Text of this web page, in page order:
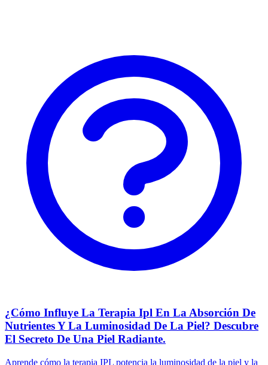
¿Cómo Influye La Terapia Ipl En La Absorción De
Nutrientes Y La Luminosidad De La Piel? Descubre
El Secreto De Una Piel Radiante.
Aprende cómo la terapia IPL potencia la luminosidad de la piel y la